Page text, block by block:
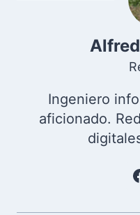
Ingeniero
aficionado.